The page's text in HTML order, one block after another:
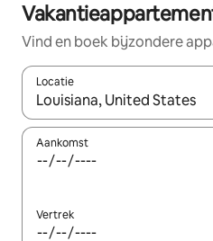
Vind en boek bijzondere
Locatie
Wanneer er resultaten
Aankomst
Vertrek